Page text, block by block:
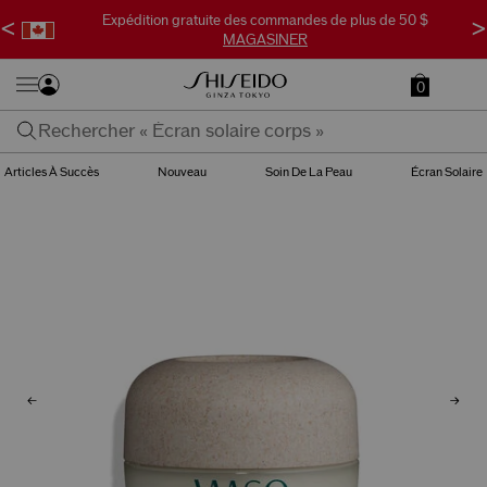
Expédition gratuite des commandes de plus de 50 $
MAGASINER
< >
0
Articles À Succès Nouveau Soin De La Peau Écran Solaire